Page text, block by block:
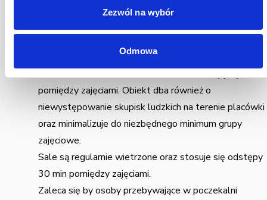
Zezwól na wybór
Odmowa
aktualnego stanu zdrowia oraz zastrzeżeń z tym
Grupy klientów są najbardziej jak to tylko obiektywnie
pomiędzy zajęciami. Obiekt dba również o
niewystępowanie skupisk ludzkich na terenie placówki
oraz minimalizuje do niezbędnego minimum grupy
zajęciowe.
Sale są regularnie wietrzone oraz stosuje się odstępy
30 min pomiędzy zajęciami.
Zaleca się by osoby przebywające w poczekalni